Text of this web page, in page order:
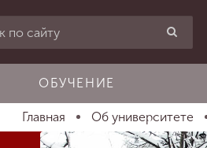
ОБУЧЕНИЕ
Главная Об университете